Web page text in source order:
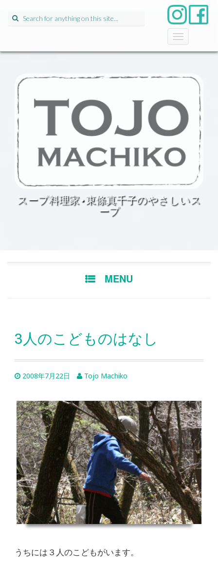
Search
for:
T
o
g
l
a
v
i
g
t
i
n
スープ料理家•東條真千子のやさしいス
ープ
MENU
3人のこどものはなし
2008年7月22日 Tojo Machiko
うちには３人のこどもがいます。